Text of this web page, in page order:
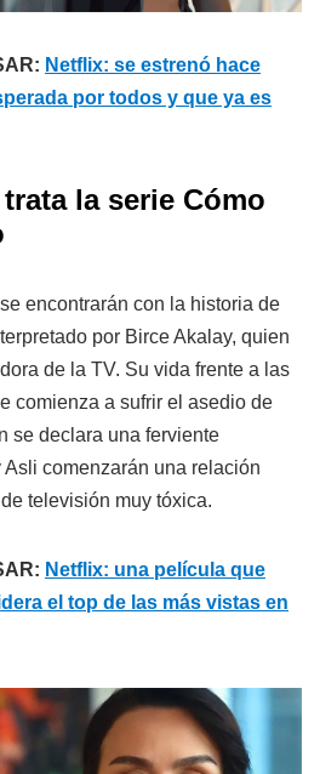
Netflix: se estrenó hace
por todos y que ya es
la serie Cómo
se encontrarán con la historia de
por Birce Akalay, quien
de la TV. Su vida frente a las
comienza a sufrir el asedio de
se declara una ferviente
comenzarán una relación
televisión muy tóxica.
Netflix: una película que
el top de las más vistas en